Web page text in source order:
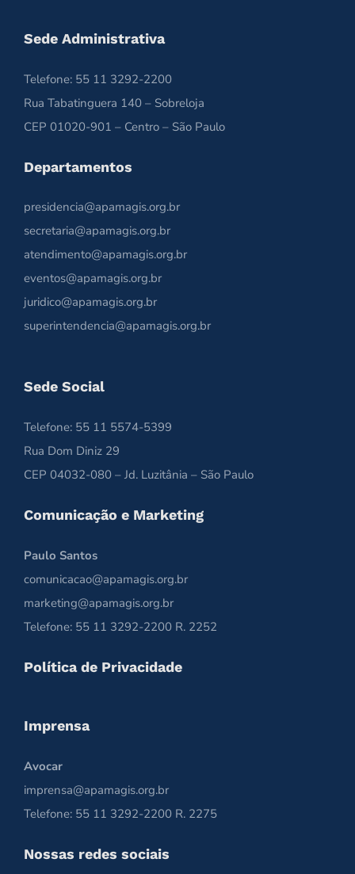
Sede Administrativa
Telefone: 55 11 3292-2200
Rua Tabatinguera 140 – Sobreloja
CEP 01020-901 – Centro – São Paulo
Departamentos
presidencia@apamagis.org.br
secretaria@apamagis.org.br
atendimento@apamagis.org.br
eventos@apamagis.org.br
juridico@apamagis.org.br
superintendencia@apamagis.org.br
Sede Social
Telefone: 55 11 5574-5399
Rua Dom Diniz 29
CEP 04032-080 – Jd. Luzitânia – São Paulo
Comunicação e Marketing
Paulo Santos
comunicacao@apamagis.org.br
marketing@apamagis.org.br
Telefone: 55 11 3292-2200 R. 2252
Política de Privacidade
Imprensa
Avocar
imprensa@apamagis.org.br
Telefone: 55 11 3292-2200 R. 2275
Nossas redes sociais